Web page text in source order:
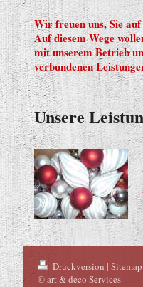
Wir freuen uns, Sie
Auf diesem Wege
mit unserem Betrieb
verbundenen
Unsere
Druckversion | Sitemap
© art & deco Services